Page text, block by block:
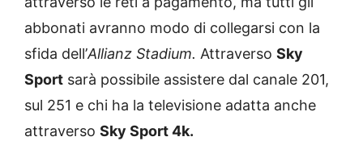
abbonati avranno modo di collegarsi con la
sfida dell’Allianz Stadium. Attraverso Sky
Sport sarà possibile assistere dal canale 201,
sul 251 e chi ha la televisione adatta anche
attraverso Sky Sport 4k.